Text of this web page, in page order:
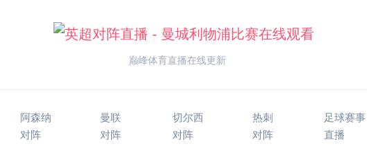
巅峰体育直播在线更新
阿森纳
对阵
曼联
对阵
切尔西
对阵
热刺
对阵
足球赛事
直播